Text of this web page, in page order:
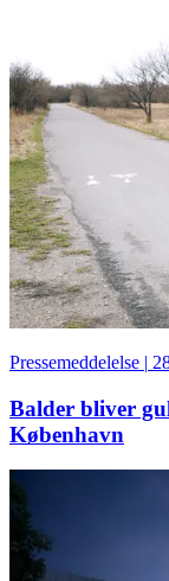
Pressemeddelelse |
Balder bliver
København